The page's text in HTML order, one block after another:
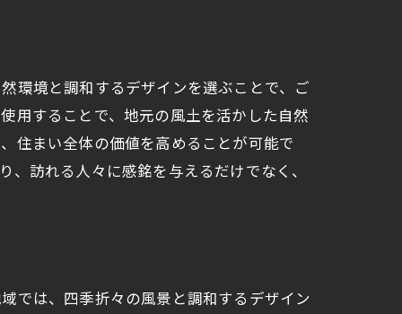
環境と調和するデザインを選ぶことで、ご
用することで、地元の風土を活かした自然
住まい全体の価値を高めることが可能で
訪れる人々に感銘を与えるだけでなく、
では、四季折々の風景と調和するデザイン